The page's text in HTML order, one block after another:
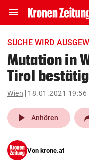
menu Navigation
ein-/ausklappen
account_circle Anmelden
pin_drop
Wien
SUCHE WIRD
Mutation in
Tirol
Wien 18.01.2021 19:56
play_arrow Anhören
Von krone.at